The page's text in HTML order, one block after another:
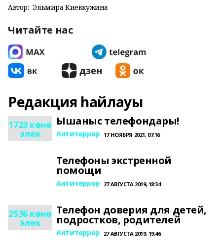
Автор: Эльмира Киеккужина
Читайте нас
Редакция һайлауы
1723 көнө
элек
Ышаныс телефондары!
Антитеррор 17 НОЯБРЯ 2021, 07:16
Телефоны экстренной
помощи
Антитеррор 27 АВГУСТА 2019, 18:34
2536 көнө
элек
Телефон доверия для детей,
подростков, родителей
Антитеррор 27 АВГУСТА 2019, 19:46